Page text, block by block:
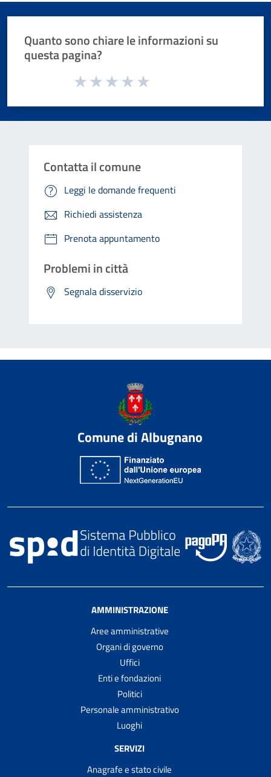
Quanto sono chiare le informazioni su
questa pagina?
Valuta da 1 a 5 stelle la pagina
Contatta il comune
Leggi le domande frequenti
Richiedi assistenza
Prenota appuntamento
Problemi in città
Segnala disservizio
Comune di Albugnano
AMMINISTRAZIONE
Aree amministrative
Organi di governo
Uffici
Enti e fondazioni
Politici
Personale amministrativo
Luoghi
SERVIZI
Anagrafe e stato civile